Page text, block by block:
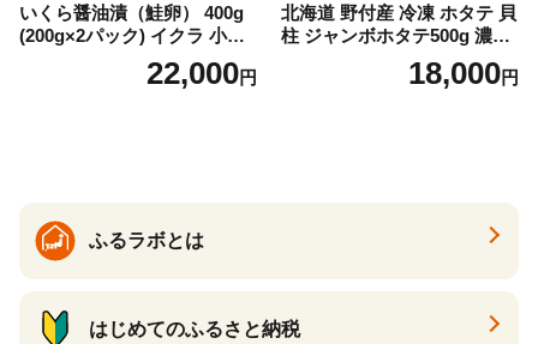
いくら醤油漬（鮭卵） 400g
(200g×2パック) イクラ 小分
け いくら醤油漬 鮭いくら い
くら醤油漬け 鮭 鮭卵 ikura
22,000円
北海道 野付産 冷凍 ホタテ 貝
柱 ジャンボホタテ500g 濃厚
な旨味と甘み （ほたて ホタ
テ 帆立 貝柱 ホタテ貝柱 大玉
18,000円
ふるラボとは
はじめてのふるさと納税